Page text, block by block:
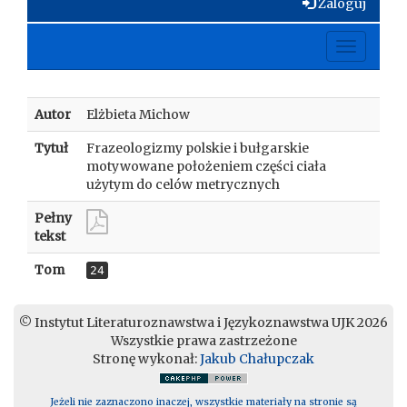
Zaloguj
Toggle
Autor Elżbieta Michow
Tytuł
Frazeologizmy polskie i bułgarskie
motywowane położeniem części ciała
użytym do celów metrycznych
Pełny
tekst
Tom 24
© Instytut Literaturoznawstwa i Językoznawstwa UJK 2026
Wszystkie prawa zastrzeżone
Stronę wykonał:Jakub Chałupczak
Jeżeli nie zaznaczono inaczej, wszystkie materiały na stronie są